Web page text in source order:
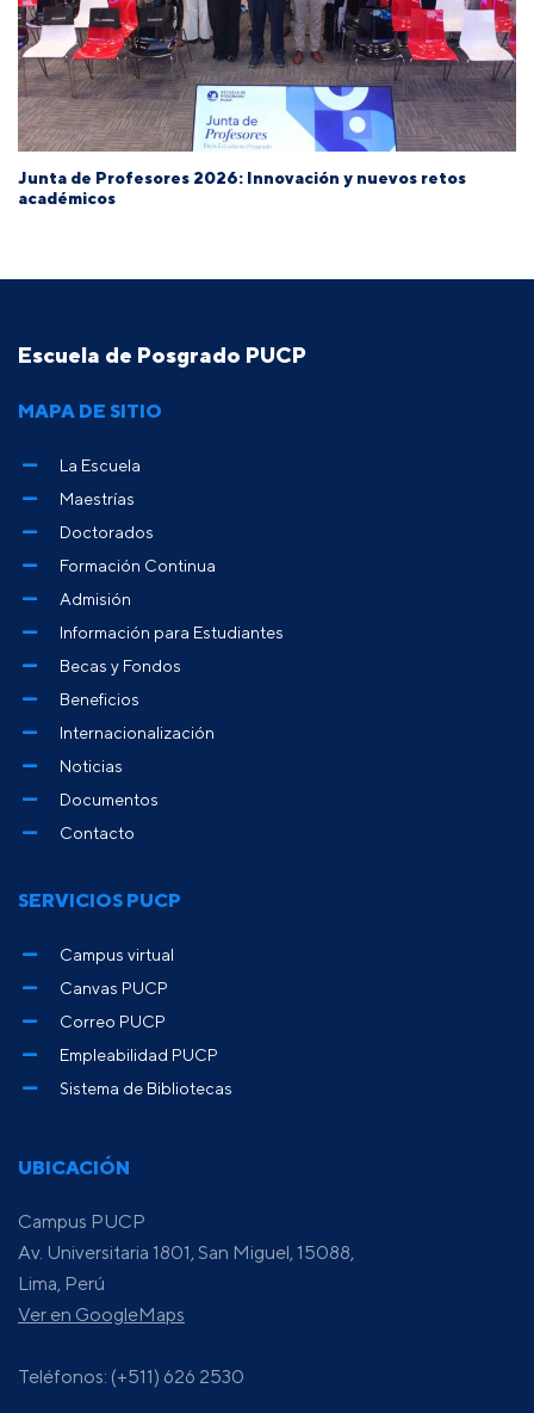
Junta de Profesores 2026: Innovación y nuevos retos
académicos
Escuela de Posgrado PUCP
UBICACIÓN
Campus PUCP
Av. Universitaria 1801, San Miguel, 15088,
Lima, Perú
Ver en GoogleMaps
Teléfonos: (+511) 626 2530
MAPA DE SITIO
La Escuela
Maestrías
Doctorados
Formación Continua
Admisión
Información para Estudiantes
Becas y Fondos
Beneficios
Internacionalización
Noticias
Documentos
Contacto
SERVICIOS PUCP
Campus virtual
Canvas PUCP
Correo PUCP
Empleabilidad PUCP
Sistema de Bibliotecas